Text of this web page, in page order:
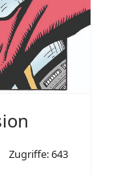
Zugriffe: 643